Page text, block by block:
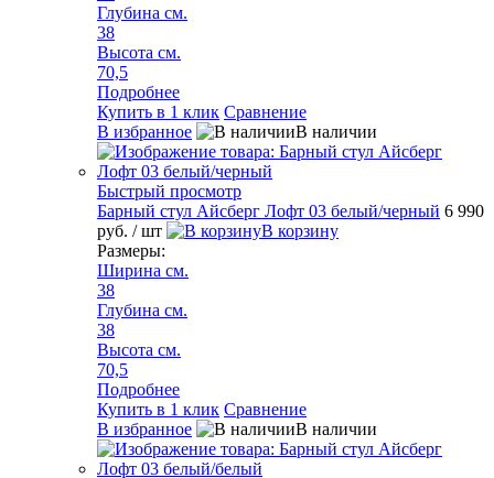
Глубина см.
38
Высота см.
70,5
Подробнее
Купить в 1 клик Сравнение
В избранное
В наличии
Быстрый просмотр
Барный стул Айсберг Лофт 03 белый/черный 6 990
руб. / шт
В корзину
Размеры:
Ширина см.
38
Глубина см.
38
Высота см.
70,5
Подробнее
Купить в 1 клик Сравнение
В избранное
В наличии